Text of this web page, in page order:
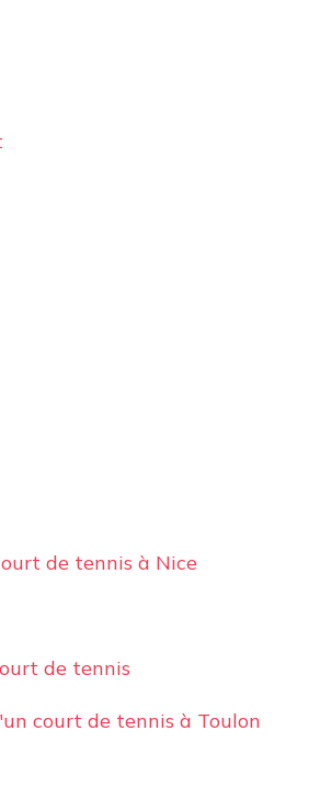
de tennis à Nice
de tennis
court de tennis à Toulon